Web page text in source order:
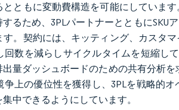
とともに変動費構造を可能にしていま
るため、3PLパートナーとともに
。契約には、キッティング、カスタ
数を減らしサイクルタイムを短縮し
量ダッシュボードのための共有分析
上の優位性を獲得し、3PLを戦略的
中できるようにしています。